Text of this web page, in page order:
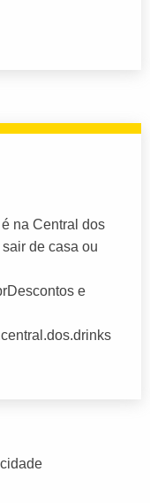
na Central dos
de casa ou
e